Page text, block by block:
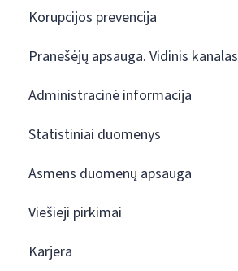
Korupcijos prevencija
Pranešėjų apsauga. Vidinis kanalas
Administracinė informacija
Statistiniai duomenys
Asmens duomenų apsauga
Viešieji pirkimai
Karjera